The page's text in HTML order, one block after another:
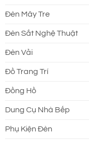
Đèn Mây Tre
Đèn Sắt Nghệ Thuật
Đèn Vải
Đồ Trang Trí
Đồng Hồ
Dung Cụ Nhà Bếp
Phụ Kiện Đèn